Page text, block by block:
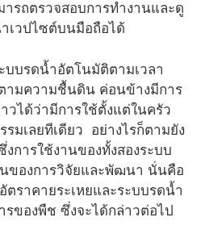
รถตรวจสอบการทำงานและดู
เวปไซต์บนมือถือได้
บบรดน้ำอัตโนมัติตามเวลา
ามความชื้นดิน ค่อนข้างมีการ
วได้ว่ามีการใช้ตั้งแต่ในครัว
รมเลยทีเดียว อย่างไรก็ตามยัง
การใช้งานของทั้งสองระบบ
ของการวิจัยและพัฒนา นั่นคือ
ราคายระเหยและระบบรดน้ำ
ของพืช ซึ่งจะได้กล่าวต่อไป